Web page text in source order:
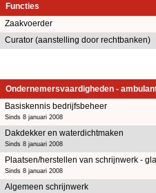
Functies
Zaakvoerder
Curator (aanstelling door rechtbanken)
Ondernemersvaardigheden -
Basiskennis bedrijfsbeheer
Sinds 8 januari 2008
Dakdekker en waterdichtmaken
Sinds 8 januari 2008
Plaatsen/herstellen van schrijnwerk -
Sinds 8 januari 2008
Algemeen schrijnwerk